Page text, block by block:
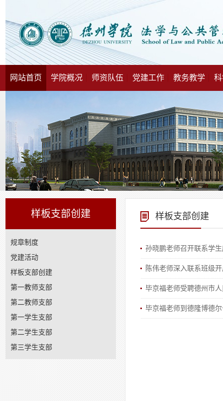
网站首页 学院概况 师资队伍 党建工作 教务教学
样板支部创建
规章制度
党建活动
样板支部创建
第一教师支部
第二教师支部
第一学生支部
第二学生支部
第三学生支部
样板支部创建
孙晓鹏老师召开联系学
陈伟老师深入联系班级
毕京福老师受聘德州市
毕京福老师到德隆博德